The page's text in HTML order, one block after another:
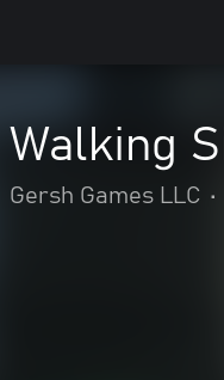
Walking
Gersh Games LLC •